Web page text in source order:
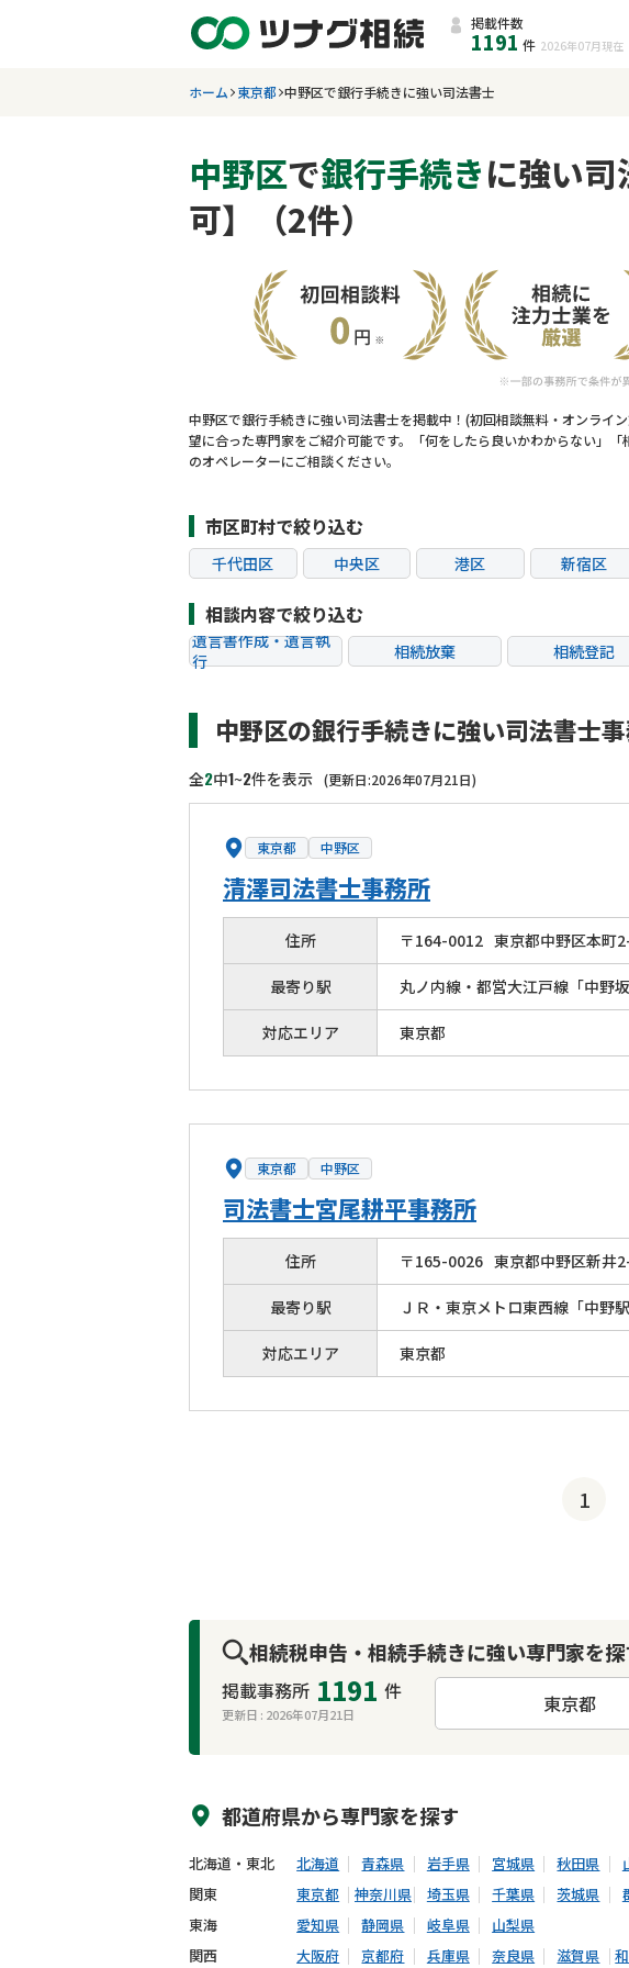
掲載件数
1191 件 2026年07月 現在
ホーム 東京都 中野区で銀行手続きに強い司法書士
中野区で銀行手続きに強い
可】（2件）
中野区で銀行手続きに強い司法書士を掲載中！(初回相談無料・オンライ
望に合った専門家をご紹介可能です。「何をしたら良いかわからない」
のオペレーターにご相談ください。
市区町村で絞り込む
千代田区 中央区 港区 新宿区
杉並区
豊島区 北区 荒川区
葛飾区
江戸川区 八王子市 立川市
狛江市
東大和市 清瀬市 稲城市
相談内容で絞り込む
遺言書作成・遺言執
行
相続放棄 相続登記
贈与税
生前対策 相続人調査
中野区の銀行手続きに強い司法書士
全2中1~2件を表示 (更新日:2026年07月21日)
東京都 中野区
清澤司法書士事務所
住所 〒164-0012 東京都中野区本町
最寄り駅 丸ノ内線・都営大江戸線「中野坂
対応エリア 東京都
東京都 中野区
司法書士宮尾耕平事務所
住所 〒165-0026 東京都中野区新井
最寄り駅 ＪＲ・東京メトロ東西線「中野駅
対応エリア 東京都
1
相続税申告・相続手続きに強い専門家を探
掲載事務所 1191 件
更新日 : 2026年07月21日 東京都
都道府県から専門家を探す
北海道・東北 北海道 青森県 岩手県 宮城県 秋田県
関東
東京都 神奈川県 埼玉県 千葉県 茨城県
東海
愛知県 静岡県 岐阜県
山梨県
関西
大阪府 京都府 兵庫県 奈良県 滋賀県